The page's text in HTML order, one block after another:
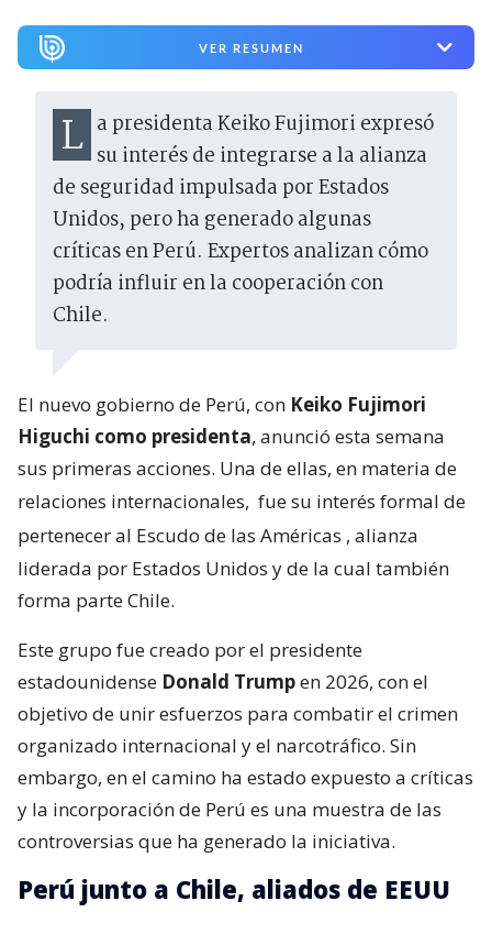
VER RESUMEN
La presidenta Keiko Fujimori expresó su interés de integrarse a la alianza
de seguridad impulsada por Estados
Unidos, pero ha generado algunas
críticas en Perú. Expertos analizan cómo
podría influir en la cooperación con
Chile.
El nuevo gobierno de Perú, con Keiko Fujimori
Higuchi como presidenta, anunció esta semana
sus primeras acciones. Una de ellas, en materia de
relaciones internacionales, fue su interés formal de
pertenecer al Escudo de las Américas , alianza
liderada por Estados Unidos y de la cual también
forma parte Chile.
Este grupo fue creado por el presidente
estadounidense Donald Trumpen 2026, con el
objetivo de unir esfuerzos para combatir el crimen
organizado internacional y el narcotráfico. Sin
embargo, en el camino ha estado expuesto a críticas
y la incorporación de Perú es una muestra de las
controversias que ha generado la iniciativa.
Perú junto a Chile, aliados de EEUU